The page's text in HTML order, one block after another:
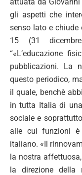
gli aspetti che
senso lato e chiude
15 (31
“«L’educazione
pubblicazioni. La
questo periodico,
il quale, benchè
in tutta Italia di
sociale e
alle cui funzioni è
italiano. «Il
la nostra
la direzione della